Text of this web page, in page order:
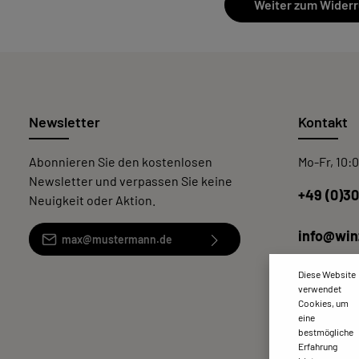
Weiter zum
Newsletter
Abonnieren Sie den kostenlosen
Newsletter und verpassen Sie keine
Neuigkeit oder Aktion.
E-Mail-Adresse*
Kontakt
Mo-Fr,
+49
Oder über
Diese Website
verwendet
Cookies, um
eine
bestmögliche
Erfahrung